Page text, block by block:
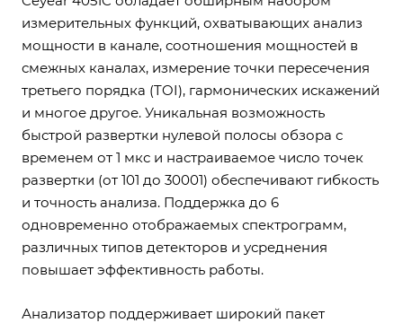
измерительных функций, охватывающих анализ
мощности в канале, соотношения мощностей в
смежных каналах, измерение точки пересечения
третьего порядка (TOI), гармонических искажений
и многое другое. Уникальная возможность
быстрой развертки нулевой полосы обзора с
временем от 1 мкс и настраиваемое число точек
развертки (от 101 до 30001) обеспечивают гибкость
и точность анализа. Поддержка до 6
одновременно отображаемых спектрограмм,
различных типов детекторов и усреднения
повышает эффективность работы.
Анализатор поддерживает широкий пакет